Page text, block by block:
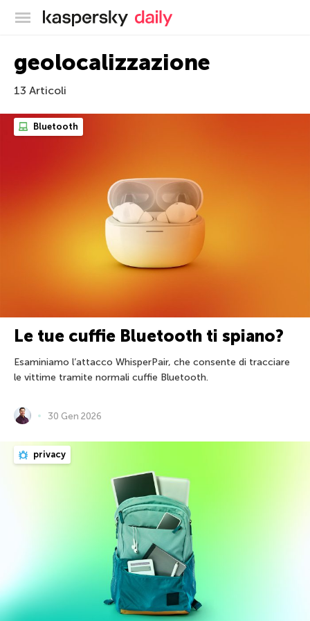
Blog ufficiale di Kaspersky
geolocalizzazione
13 Articoli
Bluetooth
Le tue cuffie Bluetooth ti spiano?
Esaminiamo l’attacco WhisperPair, che consente di tracciare
le vittime tramite normali cuffie Bluetooth.
30 Gen 2026
privacy